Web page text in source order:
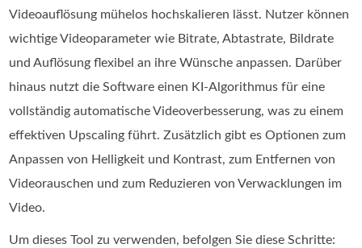
Videoauflösung mühelos hochskalieren lässt. Nutzer können
wichtige Videoparameter wie Bitrate, Abtastrate, Bildrate
und Auflösung flexibel an ihre Wünsche anpassen. Darüber
hinaus nutzt die Software einen KI-Algorithmus für eine
vollständig automatische Videoverbesserung, was zu einem
effektiven Upscaling führt. Zusätzlich gibt es Optionen zum
Anpassen von Helligkeit und Kontrast, zum Entfernen von
Videorauschen und zum Reduzieren von Verwacklungen im
Video.
Um dieses Tool zu verwenden, befolgen Sie diese Schritte: